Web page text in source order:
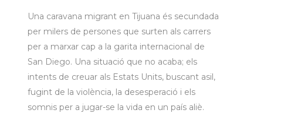
Una caravana migrant en Tijuana és secundada
per milers de persones que surten als carrers
per a marxar cap a la garita internacional de
San Diego. Una situació que no acaba; els
intents de creuar als Estats Units, buscant asil,
fugint de la violència, la desesperació i els
somnis per a jugar-se la vida en un país aliè.